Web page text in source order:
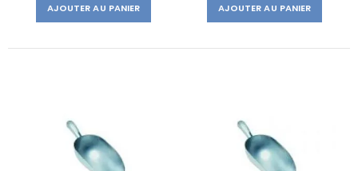
AJOUTER AU PANIER AJOUTER AU PANIER